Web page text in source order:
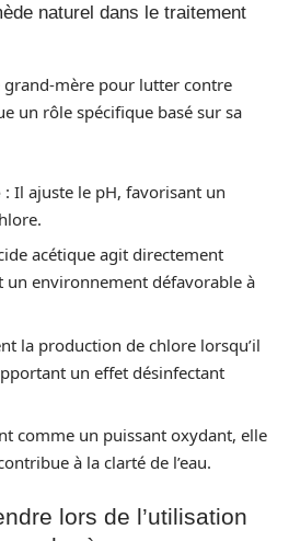
naturel dans le traitement
grand-mère pour lutter contre
un rôle spécifique basé sur sa
: Il ajuste le pH, favorisant un
acétique agit directement
un environnement défavorable à
la production de chlore lorsqu’il
un effet désinfectant
comme un puissant oxydant, elle
à la clarté de l’eau.
lors de l’utilisation